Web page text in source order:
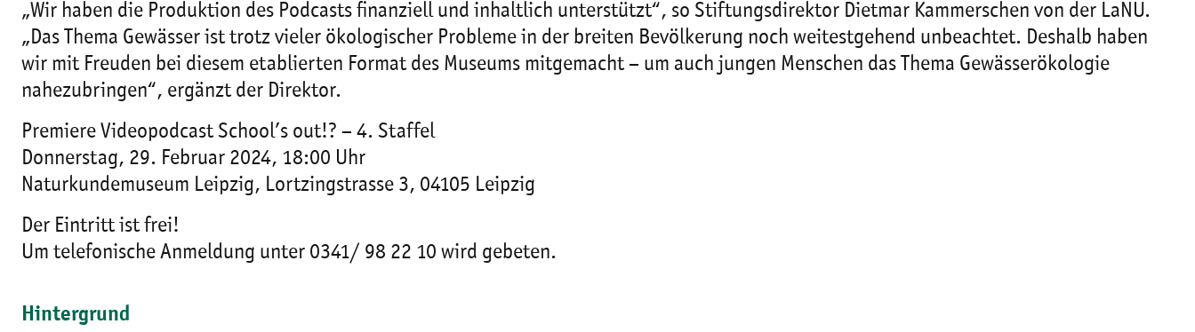
„Wir haben die Produktion des Podcasts finanziell und inhaltlich unterstützt“, so Stiftungsdirektor Dietmar Kammerschen von der LaNU.
„Das Thema Gewässer ist trotz vieler ökologischer Probleme in der breiten Bevölkerung noch weitestgehend unbeachtet. Deshalb haben
wir mit Freuden bei diesem etablierten Format des Museums mitgemacht – um auch jungen Menschen das Thema Gewässerökologie
nahezubringen“, ergänzt der Direktor.
Premiere Videopodcast School’s out!? – 4. Staffel
Donnerstag, 29. Februar 2024, 18:00 Uhr
Naturkundemuseum Leipzig, Lortzingstrasse 3, 04105 Leipzig
Der Eintritt ist frei!
Um telefonische Anmeldung unter 0341/ 98 22 10 wird gebeten.
Hintergrund